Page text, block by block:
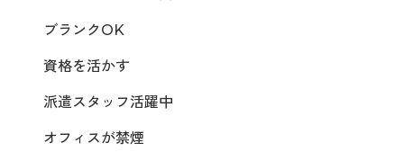
ブランクOK
資格を活かす
派遣スタッフ活躍中
オフィスが禁煙